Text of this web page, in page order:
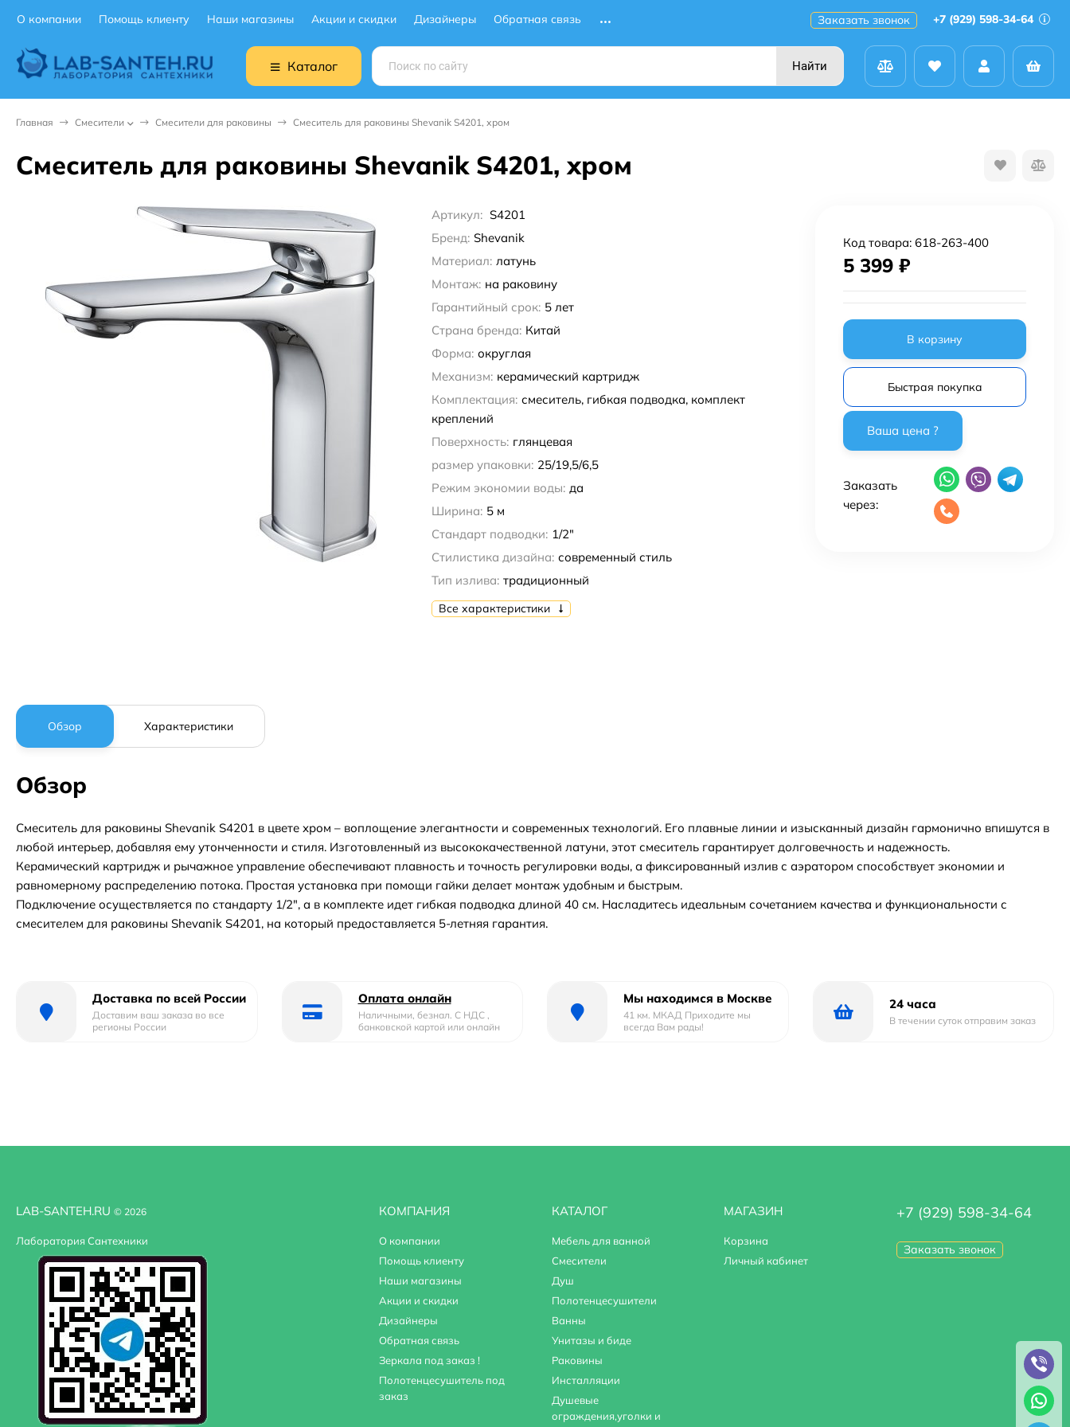
О компании Помощь клиенту Наши магазины Акции и скидки Дизайнеры Обратная связь Заказать звонок +7 (929) 598-34-64
Каталог Найти
Главная Смесители Смесители для раковины Смеситель для раковины Shevanik S4201, хром
Смеситель для раковины Shevanik S4201, хром
Артикул: S4201
Бренд: Shevanik
Материал: латунь
Монтаж: на раковину
Гарантийный срок: 5 лет
Страна бренда: Китай
Форма: округлая
Механизм: керамический картридж
Комплектация: смеситель, гибкая подводка, комплект
креплений
Поверхность: глянцевая
размер упаковки: 25/19,5/6,5
Режим экономии воды: да
Ширина: 5 м
Стандарт подводки: 1/2"
Стилистика дизайна: современный стиль
Тип излива: традиционный
Все характеристики
Код товара: 618-263-400
5 399 ₽
В корзину
Быстрая покупка
Заказать
через:
Обзор Характеристики
Обзор
Смеситель для раковины Shevanik S4201 в цвете хром – воплощение элегантности и современных технологий. Его плавные линии и изысканный дизайн гармонично впишутся в
любой интерьер, добавляя ему утонченности и стиля. Изготовленный из высококачественной латуни, этот смеситель гарантирует долговечность и надежность.
Керамический картридж и рычажное управление обеспечивают плавность и точность регулировки воды, а фиксированный излив с аэратором способствует экономии и
равномерному распределению потока. Простая установка при помощи гайки делает монтаж удобным и быстрым.
Подключение осуществляется по стандарту 1/2", а в комплекте идет гибкая подводка длиной 40 см. Насладитесь идеальным сочетанием качества и функциональности с
смесителем для раковины Shevanik S4201, на который предоставляется 5-летняя гарантия.
Доставка по всей России
Доставим ваш заказа во все
регионы России
Оплата онлайн
Наличными, безнал. С НДС ,
банковской картой или онлайн
Мы находимся в Москве
41 км. МКАД Приходите мы
всегда Вам рады!
24 часа
В течении суток отправим заказ
LAB-SANTEH.RU © 2026
Лаборатория Сантехники
КОМПАНИЯ
О компании
Помощь клиенту
Наши магазины
Акции и скидки
Дизайнеры
Обратная связь
Зеркала под заказ !
Полотенцесушитель под
заказ
КАТАЛОГ
Мебель для ванной
Смесители
Душ
Полотенцесушители
Ванны
Унитазы и биде
Раковины
Инсталляции
Душевые
ограждения,уголки и
МАГАЗИН
Корзина
Личный кабинет
+7 (929) 598-34-64
Заказать звонок